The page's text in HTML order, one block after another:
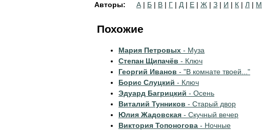
Авторы: А | Б | В | Г | Д | Е | Ж | З | И | К | Л | М
Похожие
Мария Петровых - Муза
Степан Щипачёв - Ключ
Георгий Иванов - "В комнате твоей..."
Борис Слуцкий - Ключ
Эдуард Багрицкий - Осень
Виталий Тунников - Старый двор
Юлия Жадовская - Скучный вечер
Виктория Топоногова - Ночные